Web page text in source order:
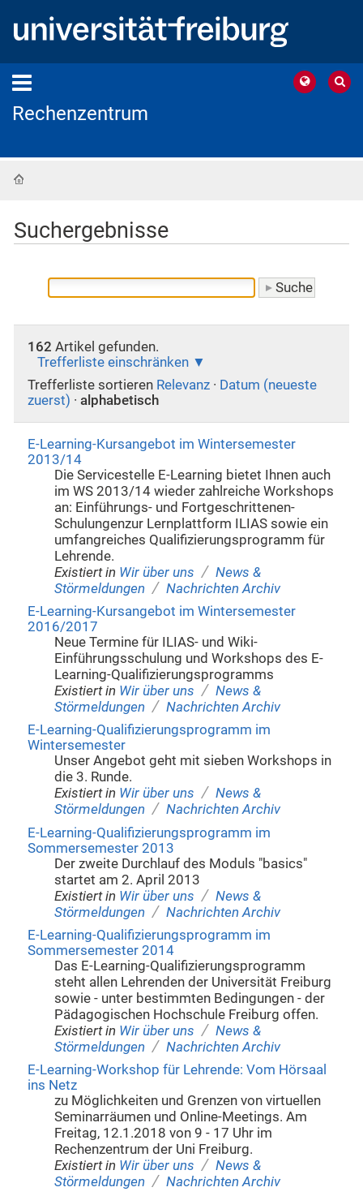
Rechenzentrum
Suchergebnisse
162 Artikel gefunden.
Trefferliste einschränken
Trefferliste sortieren Relevanz · Datum (neueste
zuerst) · alphabetisch
E-Learning-Kursangebot im Wintersemester
2013/14
Die Servicestelle E-Learning bietet Ihnen auch
im WS 2013/14 wieder zahlreiche Workshops
an: Einführungs- und Fortgeschrittenen-
Schulungenzur Lernplattform ILIAS sowie ein
umfangreiches Qualifizierungsprogramm für
Lehrende.
Existiert in Wir über uns / News &
Störmeldungen / Nachrichten Archiv
E-Learning-Kursangebot im Wintersemester
2016/2017
Neue Termine für ILIAS- und Wiki-
Einführungsschulung und Workshops des E-
Learning-Qualifizierungsprogramms
Existiert in Wir über uns / News &
Störmeldungen / Nachrichten Archiv
E-Learning-Qualifizierungsprogramm im
Wintersemester
Unser Angebot geht mit sieben Workshops in
die 3. Runde.
Existiert in Wir über uns / News &
Störmeldungen / Nachrichten Archiv
E-Learning-Qualifizierungsprogramm im
Sommersemester 2013
Der zweite Durchlauf des Moduls "basics"
startet am 2. April 2013
Existiert in Wir über uns / News &
Störmeldungen / Nachrichten Archiv
E-Learning-Qualifizierungsprogramm im
Sommersemester 2014
Das E-Learning-Qualifizierungsprogramm
steht allen Lehrenden der Universität Freiburg
sowie - unter bestimmten Bedingungen - der
Pädagogischen Hochschule Freiburg offen.
Existiert in Wir über uns / News &
Störmeldungen / Nachrichten Archiv
E-Learning-Workshop für Lehrende: Vom Hörsaal
ins Netz
zu Möglichkeiten und Grenzen von virtuellen
Seminarräumen und Online-Meetings. Am
Freitag, 12.1.2018 von 9 - 17 Uhr im
Rechenzentrum der Uni Freiburg.
Existiert in Wir über uns / News &
Störmeldungen / Nachrichten Archiv